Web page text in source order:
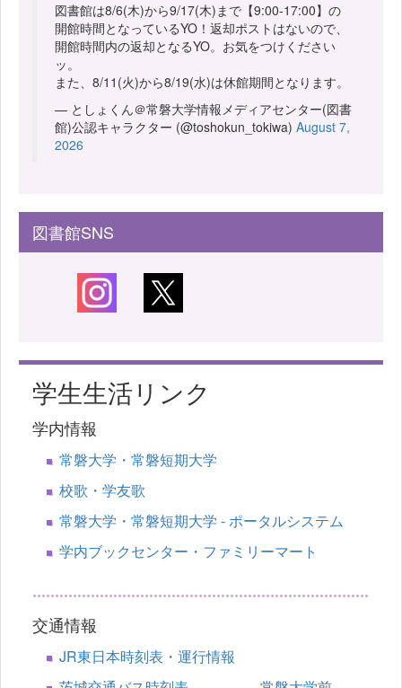
図書館は8/6(木)から9/17(木)まで【9:00-17:00】の
開館時間となっているYO！返却ポストはないので、
開館時間内の返却となるYO。お気をつけください
ッ。
また、8/11(火)から8/19(水)は休館期間となります。
— としょくん＠常磐大学情報メディアセンター(図書
館)公認キャラクター (@toshokun_tokiwa) August 7,
2026
図書館SNS
学生生活リンク
学内情報
常磐大学・常磐短期大学
校歌・学友歌
常磐大学・常磐短期大学 - ポータルシステム
学内ブックセンター・ファミリーマート
交通情報
JR東日本時刻表・運行情報